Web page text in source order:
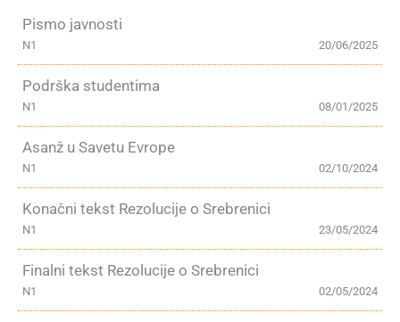
Pismo javnosti
20/06/2025
N1
Podrška studentima
08/01/2025
N1
Asanž u Savetu Evrope
02/10/2024
N1
Konačni tekst Rezolucije o Srebrenici
23/05/2024
N1
Finalni tekst Rezolucije o Srebrenici
02/05/2024
N1